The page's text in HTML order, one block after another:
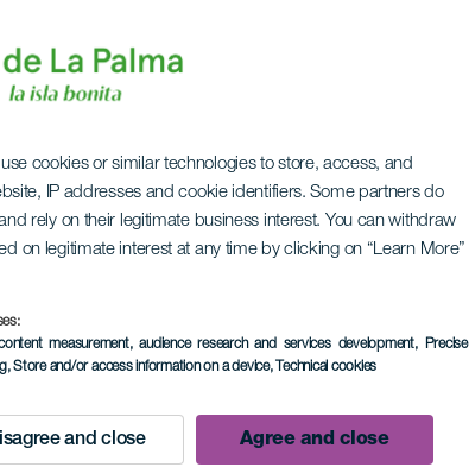
use cookies or similar technologies to store, access, and
IP addresses and cookie identifiers. Some partners do
rely on their legitimate business interest. You can withdraw
on legitimate interest at any time by clicking on “Learn More”
measurement, audience research and services development, Precise
, Store and/or access information on a device, Technical cookies
and close Agree and close